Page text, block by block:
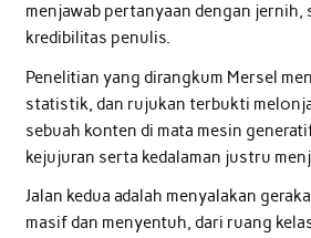
menjawab pertanyaan dengan jernih,
kredibilitas penulis.
Penelitian yang dirangkum Mersel
statistik, dan rujukan terbukti
sebuah konten di mata mesin
kejujuran serta kedalaman justru
Jalan kedua adalah menyalakan
masif dan menyentuh, dari ruang